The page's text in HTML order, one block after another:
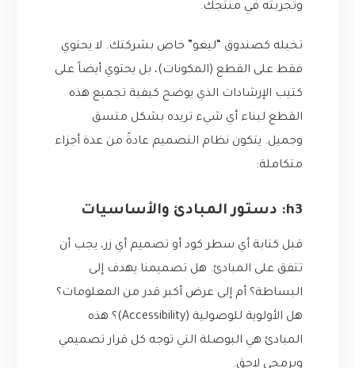
وتجربته في منتجك.
تخيله كصندوق “ليغو” خاص بشركتك. لا يحتوي
فقط على القطع (المكونات)، بل يحتوي أيضاً على
كتيب الإرشادات الذي يوضح كيفية تجميع هذه
القطع لبناء أي شيء تريده بشكل متسق
وجميل. يتكون نظام التصميم عادةً من عدة أجزاء
متكاملة:
h3: دستور المبادئ والأساسيات
قبل كتابة أي سطر كود أو تصميم أي زر، يجب أن
تتفق على المبادئ. هل تصميمنا يهدف إلى
البساطة؟ أم إلى عرض أكبر قدر من المعلومات؟
هل الأولوية للوصولية (Accessibility)؟ هذه
المبادئ هي البوصلة التي توجه كل قرار تصميمي
وبرمجي لاحق.